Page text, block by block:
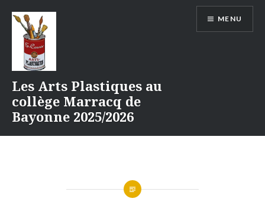
contenu
Les Arts Plastiques au
collège Marracq de
Bayonne 2025/2026
MENU